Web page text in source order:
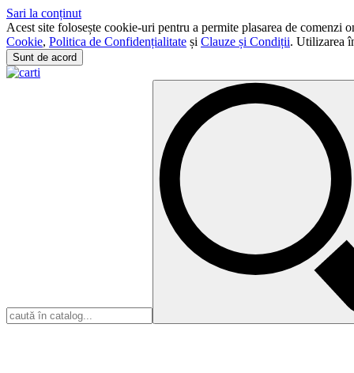
Sari la conținut
Acest site folosește cookie-uri pentru a permite plasarea de
Cookie, Politica de Confidențialitate și Clauze și Condiții. Utilizarea
Sunt de acord